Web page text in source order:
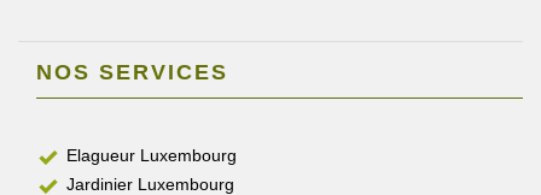
NOS SERVICES
Elagueur Luxembourg
Jardinier Luxembourg